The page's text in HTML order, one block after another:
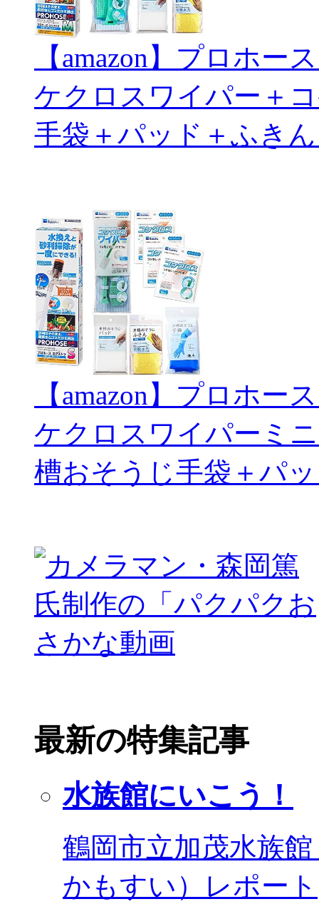
【amazon】プロホ
ケクロスワイパー＋
手袋＋パッド＋ふき
【amazon】プロホー
ケクロスワイパーミ
槽おそうじ手袋＋パ
最新の特集記事
水族館にいこう！
鶴岡市立加茂水族
かもすい）レポート